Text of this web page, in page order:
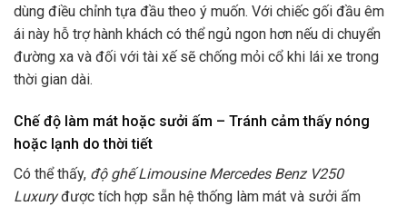
dùng điều chỉnh tựa đầu theo ý muốn. Với chiếc gối đầu êm
ái này hỗ trợ hành khách có thể ngủ ngon hơn nếu di chuyển
đường xa và đối với tài xế sẽ chống mỏi cổ khi lái xe trong
thời gian dài.
Chế độ làm mát hoặc sưởi ấm – Tránh cảm thấy nóng
hoặc lạnh do thời tiết
Có thể thấy, độ ghế Limousine Mercedes Benz V250
Luxuryđược tích hợp sẵn hệ thống làm mát và sưởi ấm